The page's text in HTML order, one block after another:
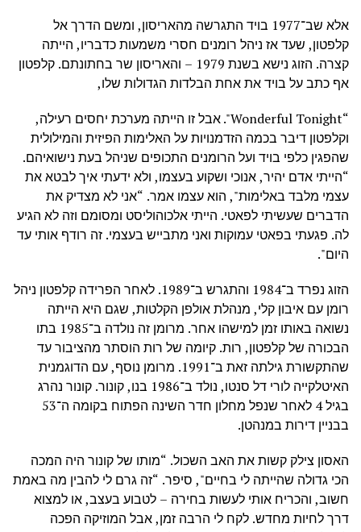
אלא שב־1977 בויד התגרשה מהאריסון, ומשם הדרך אל
קלפטון, שעד אז ניהל רומנים חסרי משמעות כדבריו, הייתה
קצרה. הזוג נישא בשנת 1979 – והאריסון שר בחתונתם. קלפטון
אף כתב על בויד את אחת הבלדות הגדולות שלו,
“Wonderful Tonight". אבל זו הייתה מערכת יחסים רעילה,
וקלפטון דיבר בכמה הזדמנויות על האלימות הפיזית והמילולית
שהפגין כלפי בויד ועל הרומנים התכופים שניהל בעת נישואיהם.
“הייתי אדם יהיר, אנוכי ושקוע בעצמו, ולא ידעתי איך לבטא את
עצמי מלבד באלימות", הוא עצמו אמר. “אני לא מצדיק את
הדברים שעשיתי לפאטי. הייתי אלכוהוליסט ומסומם וזה לא הגיע
לה. פגעתי בפאטי עמוקות ואני מתבייש בעצמי. זה רודף אותי עד
היום".
הזוג נפרד ב־1984 והתגרש ב־1989. לאחר הפרידה קלפטון ניהל
רומן עם איבון קלי, מנהלת אולפן הקלטות, שגם היא הייתה
נשואה באותו זמן למישהו אחר. מרומן זה נולדה ב־1985 בתו
הבכורה של קלפטון, רות. קיומה של רות הוסתר מהציבור עד
שהתקשורת גילתה זאת ב־1991. מרומן נוסף, עם הדוגמנית
האיטלקייה לורי דל סנטו, נולד ב־1986 בנו, קונור. קונור נהרג
בגיל 4 לאחר שנפל מחלון חדר השינה הפתוח בקומה ה־53
בבניין דירות במנהטן.
האסון צילק קשות את האב השכול. “מותו של קונור היה המכה
הכי גדולה שהייתה לי בחיים", סיפר. “זה גרם לי להבין מה באמת
חשוב, והכריח אותי לעשות בחירה – לטבוע בעצב, או למצוא
דרך לחיות מחדש. לקח לי הרבה זמן, אבל המוזיקה הפכה